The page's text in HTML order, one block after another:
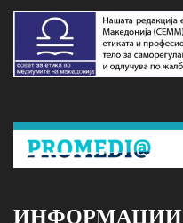
ИНФОРМАЦИИ